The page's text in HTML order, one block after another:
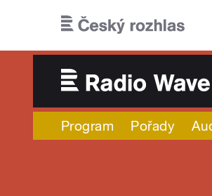
Program Pořady